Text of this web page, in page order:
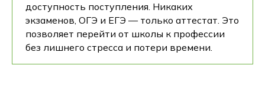
доступность поступления. Никаких
экзаменов, ОГЭ и ЕГЭ — только аттестат. Это
позволяет перейти от школы к профессии
без лишнего стресса и потери времени.